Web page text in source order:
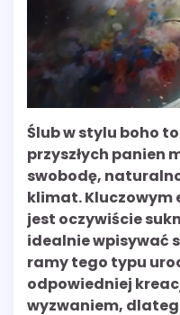
Ślub w stylu boho
przyszłych panien
swobodę,
klimat. Kluczowym
jest oczywiście
idealnie wpisywać
ramy tego typu
odpowiedniej
wyzwaniem,